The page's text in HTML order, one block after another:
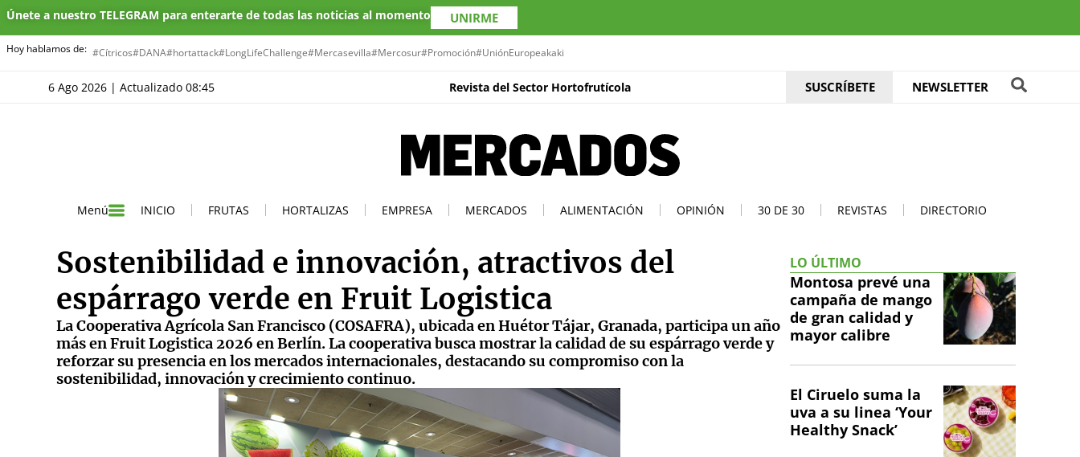
Únete a nuestro TELEGRAM para enterarte de todas las noticias al momento UNIRME
Hoy hablamos de: #Cítricos#DANA#hortattack#LongLifeChallenge#Mercasevilla#Mercosur#Promoción#UniónEuropeakaki
6 Ago 2026 | Actualizado 08:45 Revista del Sector Hortofrutícola SUSCRÍBETE NEWSLETTER
Menú INICIO FRUTAS HORTALIZAS EMPRESA MERCADOS ALIMENTACIÓN OPINIÓN 30 DE 30 REVISTAS DIRECTORIO
Sostenibilidad e innovación, atractivos del
espárrago verde en Fruit Logistica
La Cooperativa Agrícola San Francisco (COSAFRA), ubicada en Huétor Tájar, Granada, participa un año
más en Fruit Logistica 2026 en Berlín. La cooperativa busca mostrar la calidad de su espárrago verde y
reforzar su presencia en los mercados internacionales, destacando su compromiso con la
sostenibilidad, innovación y crecimiento continuo.
LO ÚLTIMO
Montosa prevé una
campaña de mango
de gran calidad y
mayor calibre
El Ciruelo suma la
uva a su linea ‘Your
Healthy Snack’